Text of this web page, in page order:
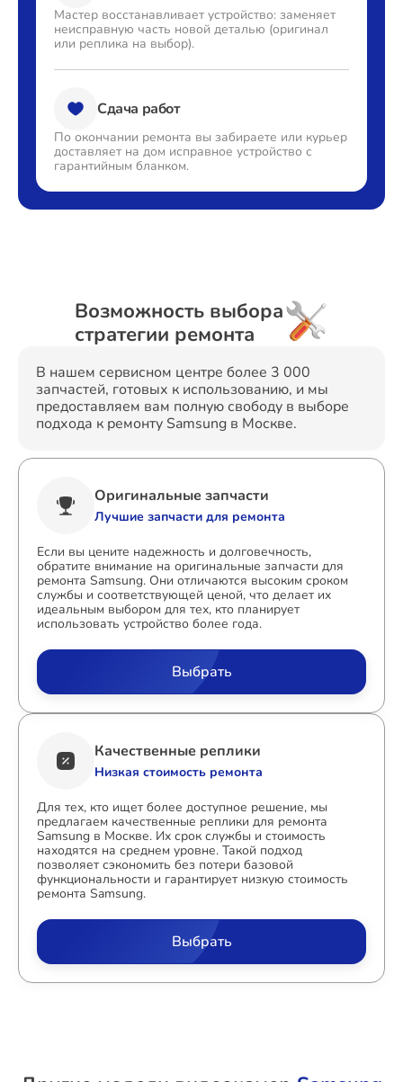
Мастер восстанавливает устройство: заменяет
неисправную часть новой деталью (оригинал
или реплика на выбор).
Сдача работ
По окончании ремонта вы забираете или курьер
доставляет на дом исправное устройство с
гарантийным бланком.
Возможность выбора
стратегии ремонта
В нашем сервисном центре более 3 000
запчастей, готовых к использованию, и мы
предоставляем вам полную свободу в выборе
подхода к ремонту Samsung в Москве.
Оригинальные запчасти
Лучшие запчасти для ремонта
Если вы цените надежность и долговечность,
обратите внимание на оригинальные запчасти для
ремонта Samsung. Они отличаются высоким сроком
службы и соответствующей ценой, что делает их
идеальным выбором для тех, кто планирует
использовать устройство более года.
Выбрать
Качественные реплики
Низкая стоимость ремонта
Для тех, кто ищет более доступное решение, мы
предлагаем качественные реплики для ремонта
Samsung в Москве. Их срок службы и стоимость
находятся на среднем уровне. Такой подход
позволяет сэкономить без потери базовой
функциональности и гарантирует низкую стоимость
ремонта Samsung.
Выбрать